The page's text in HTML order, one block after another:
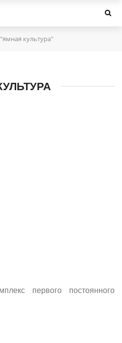
культура"
первого постоянного